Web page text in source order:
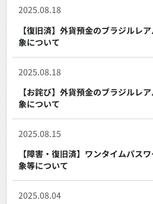
2025.08.18
【復旧済】外貨預金のブラジルレ
象について
2025.08.18
【お詫び】外貨預金のブラジルレ
象について
2025.08.15
【障害・復旧済】ワンタイムパス
象等について
2025.08.04